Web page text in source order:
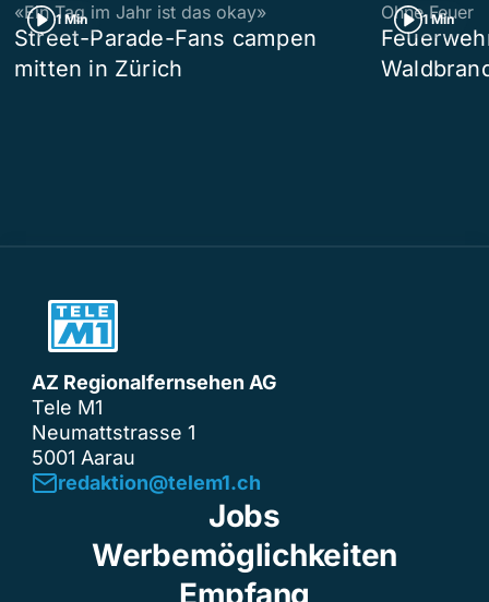
1 Min
«Ein Tag im Jahr ist das okay»
Street-Parade-Fans campen
mitten in Zürich
1 Min
Ohne Feuer
AZ Regionalfernsehen AG
Tele M1
Neumattstrasse 1
5001 Aarau
redaktion@telem1.ch
Jobs
Werbemöglichkeiten